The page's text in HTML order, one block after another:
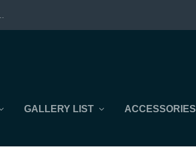
GALLERY LIST ACCESSORIES